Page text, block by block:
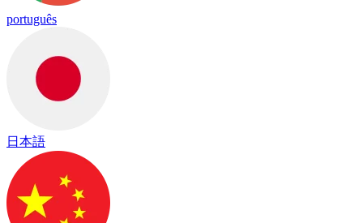
português
日本語